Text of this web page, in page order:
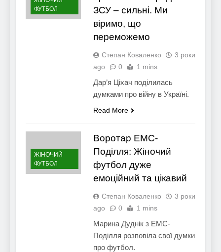
ФУТБОЛ
ЗСУ – сильні. Ми
віримо, що
переможемо
Степан Коваленко
3 роки
ago
0 1 mins
Дар’я Ціхач поділилась
думками про війну в Україні.
Read More
ЖІНОЧИЙ
ФУТБОЛ
Воротар ЕМС-
Поділля: Жіночий
футбол дуже
емоційний та цікавий
Степан Коваленко
3 роки
ago
0 1 mins
Марина Дуднік з ЕМС-
Поділля розповіла свої думки
про футбол.